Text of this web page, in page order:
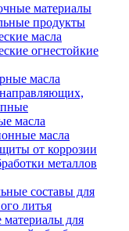
материалы
продукты
масла
огнестойкие
масла
масла
масла
от коррозии
металлов
составы для
литья
для